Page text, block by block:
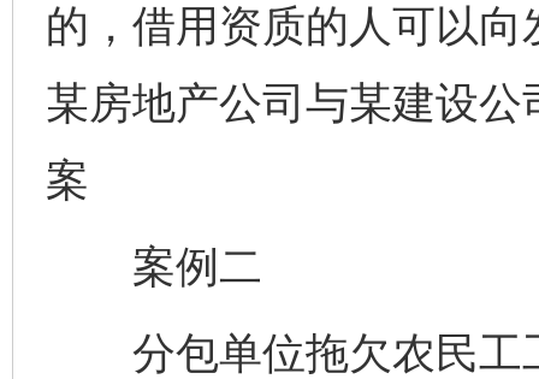
的，借用资质的人可以
某房地产公司与某建设
案
案例二
分包单位拖欠农民工